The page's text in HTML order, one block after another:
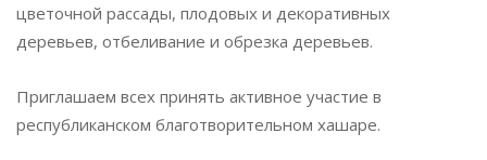
цветочной рассады, плодовых и декоративных
деревьев, отбеливание и обрезка деревьев.
Приглашаем всех принять активное участие в
республиканском благотворительном хашаре.